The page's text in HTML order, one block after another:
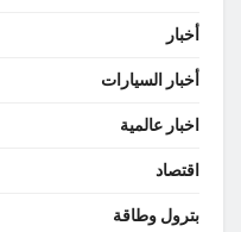
أخبار
أخبار السيارات
اخبار عالمية
اقتصاد
بترول وطاقة